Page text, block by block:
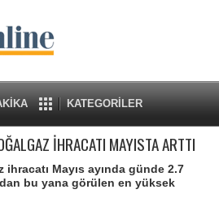
KATEGORİLER
İHRACATI MAYISTA ARTTI
ihracatı Mayıs ayında günde 2.7
bu yana görülen en yüksek